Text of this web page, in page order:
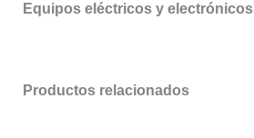
Equipos eléctricos y electrónicos
Productos relacionados